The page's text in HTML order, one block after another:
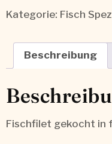
Kategorie: Fisch
Beschreibung
Fischfilet gekocht in